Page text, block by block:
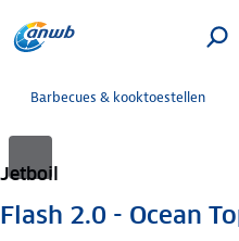
Barbecues & kooktoestellen
Jetboil
Flash 2.0 - Ocean